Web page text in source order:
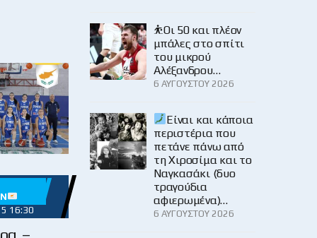
16:30
⛹️Οι 50 και πλέον
μπάλες στο σπίτι
του μικρού
Αλέξανδρου…
6 ΑΥΓΟΎΣΤΟΥ 2026
Είναι και κάποια
περιστέρια που
πετάνε πάνω από
τη Χιροσίμα και το
Ναγκασάκι (δυο
τραγούδια
αφιερωμένα)…
6 ΑΥΓΟΎΣΤΟΥ 2026